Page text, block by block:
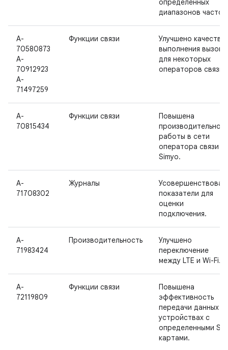
определенных
диапазонов
A-
70580873
A-
70912923
A-
71497259
Функции связи
Улучшено качество
выполнения
для некоторых
операторов связи.
A-
70815434
Функции связи
Повышена
работы в сети
оператора связи
Simyo.
A-
71708302
Журналы
показатели для
оценки
подключения.
A-
71983424
Производительность
Улучшено
переключение
между LTE и Wi-Fi.
A-
72119809
Функции связи
Повышена
эффективность
передачи данных
устройствах с
определенными
картами.